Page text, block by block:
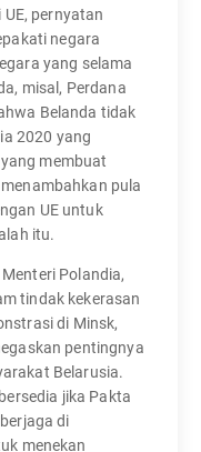
pernyatan
negara
yang selama
misal, Perdana
Belanda tidak
2020 yang
membuat
pula
UE untuk
itu.
Polandia,
tindak kekerasan
di Minsk,
pentingnya
Belarusia.
jika Pakta
di
menekan